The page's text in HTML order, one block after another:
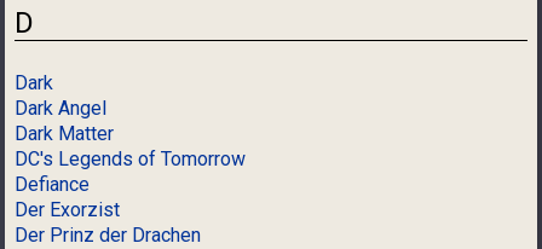
D
Dark
Dark Angel
Dark Matter
DC's Legends of Tomorrow
Defiance
Der Exorzist
Der Prinz der Drachen